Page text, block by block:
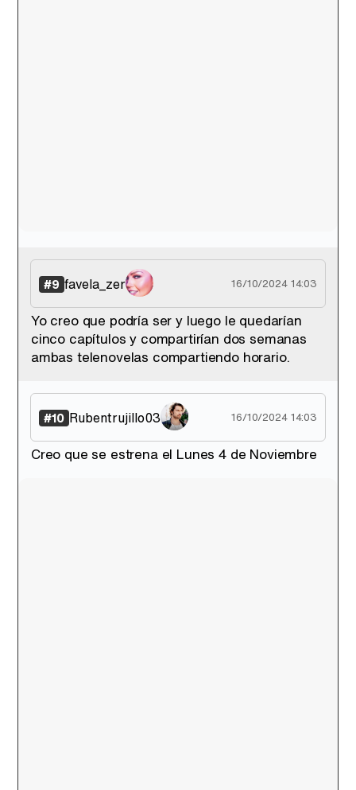
#9 favela_zer 16/10/2024 14:03
Yo creo que podría ser y luego le quedarían
cinco capítulos y compartirían dos semanas
ambas telenovelas compartiendo horario.
#10 Rubentrujillo03 16/10/2024 14:03
Creo que se estrena el Lunes 4 de Noviembre